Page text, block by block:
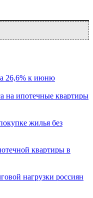
26,6% к июню
на ипотечные квартиры
жилья без
квартиры в
нагрузки россиян